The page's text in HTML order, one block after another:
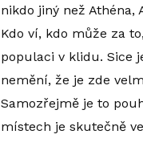
nikdo jiný než Athéna,
Kdo ví, kdo může za
populaci v klidu. Sice
nemění, že je zde
Samozřejmě je to
místech je skutečně